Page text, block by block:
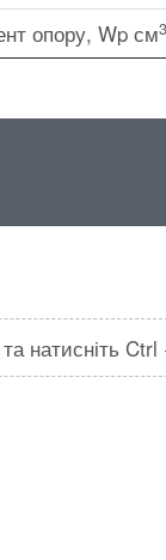
опору, Wp см3
та натисніть